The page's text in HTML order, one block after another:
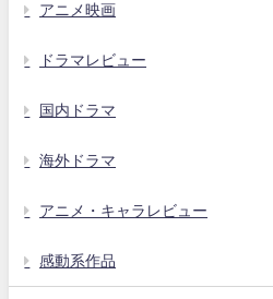
アニメ映画
ドラマレビュー
国内ドラマ
海外ドラマ
アニメ・キャラレビュー
感動系作品